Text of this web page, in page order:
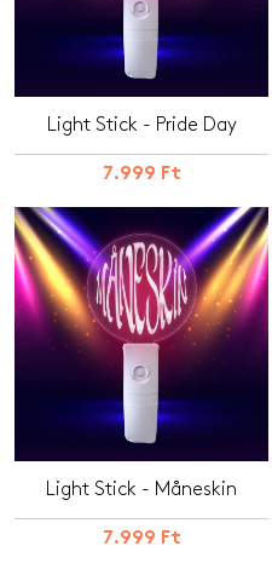
Light Stick - Pride Day
7.999 Ft
Light Stick - Måneskin
7.999 Ft